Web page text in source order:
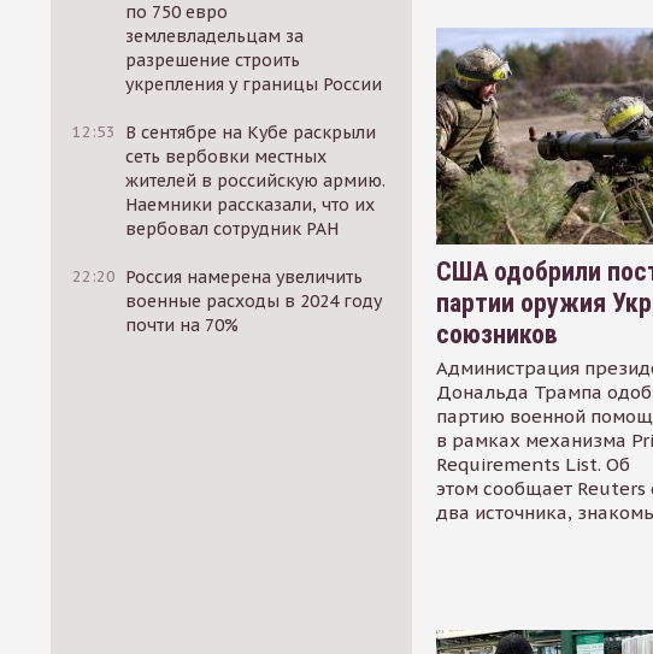
по 750 евро
землевладельцам за
разрешение строить
укрепления у границы России
12:53
В сентябре на Кубе раскрыли
сеть вербовки местных
жителей в российскую армию.
Наемники рассказали, что их
вербовал сотрудник РАН
22:20 Россия намерена увеличить
военные расходы в 2024 году
почти на 70%
США одобрили
партии оружия
союзников
Администрация
Дональда Трампа
партию военной
в рамках механизма
Requirements List. Об
этом сообщает Reuters
два источника,